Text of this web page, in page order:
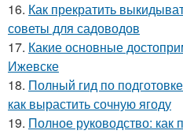
16. Как прекратить
советы для садоводов
17. Какие основные
Ижевске
18. Полный гид по
как вырастить сочную ягоду
19. Полное руководство: как